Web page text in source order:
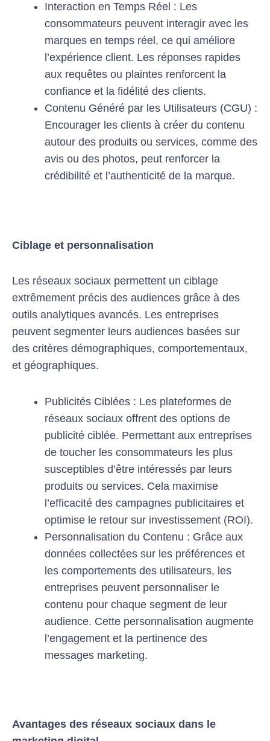
Interaction en Temps Réel : Les
consommateurs peuvent interagir avec les
marques en temps réel, ce qui améliore
l’expérience client. Les réponses rapides
aux requêtes ou plaintes renforcent la
confiance et la fidélité des clients.
Contenu Généré par les Utilisateurs (CGU) :
Encourager les clients à créer du contenu
autour des produits ou services, comme des
avis ou des photos, peut renforcer la
crédibilité et l’authenticité de la marque.
Ciblage et personnalisation
Les réseaux sociaux permettent un ciblage
extrêmement précis des audiences grâce à des
outils analytiques avancés. Les entreprises
peuvent segmenter leurs audiences basées sur
des critères démographiques, comportementaux,
et géographiques.
Publicités Ciblées : Les plateformes de
réseaux sociaux offrent des options de
publicité ciblée. Permettant aux entreprises
de toucher les consommateurs les plus
susceptibles d’être intéressés par leurs
produits ou services. Cela maximise
l’efficacité des campagnes publicitaires et
optimise le retour sur investissement (ROI).
Personnalisation du Contenu : Grâce aux
données collectées sur les préférences et
les comportements des utilisateurs, les
entreprises peuvent personnaliser le
contenu pour chaque segment de leur
audience. Cette personnalisation augmente
l’engagement et la pertinence des
messages marketing.
Avantages des réseaux sociaux dans le